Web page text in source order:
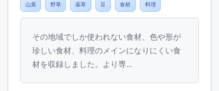
山菜 野草 薬草 豆 食材 料理
その地域でしか使われない食材、色や形が
珍しい食材、料理のメインになりにくい食
材を収録しました。より専...